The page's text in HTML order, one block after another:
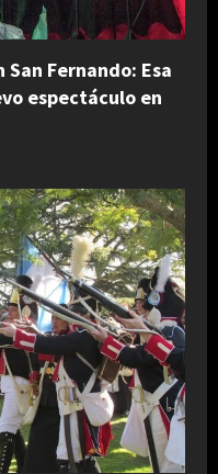
Fernando: Esa
espectáculo en